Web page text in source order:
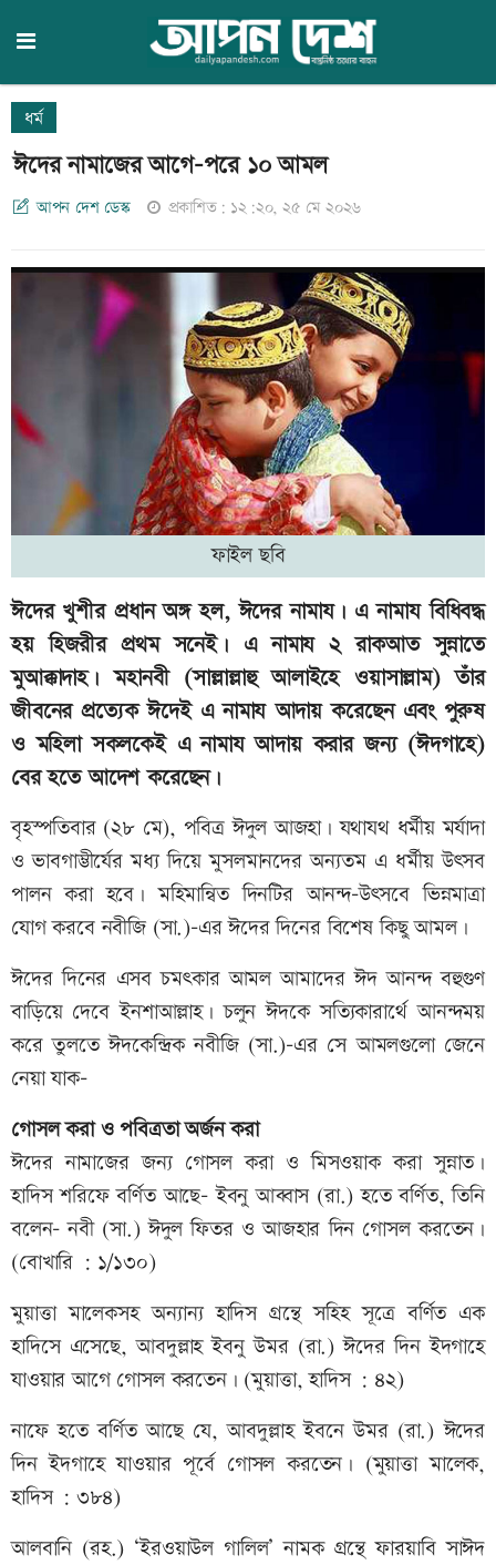
ধর্ম
ঈদের নামাজের আগে-পরে ১০ আমল
আপন দেশ ডেস্ক প্রকাশিত: ১২:২০, ২৫ মে ২০২৬
ফাইল ছবি
ঈদের খুশীর প্রধান অঙ্গ হল, ঈদের নামায। এ নামায বিধিবদ্ধ
হয় হিজরীর প্রথম সনেই। এ নামায ২ রাকআত সুন্নাতে
মুআক্কাদাহ। মহানবী (সাল্লাল্লাহু আলাইহে ওয়াসাল্লাম) তাঁর
জীবনের প্রত্যেক ঈদেই এ নামায আদায় করেছেন এবং পুরুষ
ও মহিলা সকলকেই এ নামায আদায় করার জন্য (ঈদগাহে)
বের হতে আদেশ করেছেন।
বৃহস্পতিবার (২৮ মে), পবিত্র ঈদুল আজহা। যথাযথ ধর্মীয় মর্যাদা
ও ভাবগাম্ভীর্যের মধ্য দিয়ে মুসলমানদের অন্যতম এ ধর্মীয় উৎসব
পালন করা হবে। মহিমান্বিত দিনটির আনন্দ-উৎসবে ভিন্নমাত্রা
যোগ করবে নবীজি (সা.)-এর ঈদের দিনের বিশেষ কিছু আমল।
ঈদের দিনের এসব চমৎকার আমল আমাদের ঈদ আনন্দ বহুগুণ
বাড়িয়ে দেবে ইনশাআল্লাহ। চলুন ঈদকে সত্যিকারার্থে আনন্দময়
করে তুলতে ঈদকেন্দ্রিক নবীজি (সা.)-এর সে আমলগুলো জেনে
নেয়া যাক-
গোসল করা ও পবিত্রতা অর্জন করা
ঈদের নামাজের জন্য গোসল করা ও মিসওয়াক করা সুন্নাত।
হাদিস শরিফে বর্ণিত আছে- ইবনু আব্বাস (রা.) হতে বর্ণিত, তিনি
বলেন- নবী (সা.) ঈদুল ফিতর ও আজহার দিন গোসল করতেন।
(বোখারি : ১/১৩০)
মুয়াত্তা মালেকসহ অন্যান্য হাদিস গ্রন্থে সহিহ সূত্রে বর্ণিত এক
হাদিসে এসেছে, আবদুল্লাহ ইবনু উমর (রা.) ঈদের দিন ইদগাহে
যাওয়ার আগে গোসল করতেন। (মুয়াত্তা, হাদিস : ৪২)
নাফে হতে বর্ণিত আছে যে, আবদুল্লাহ ইবনে উমর (রা.) ঈদের
দিন ইদগাহে যাওয়ার পূর্বে গোসল করতেন। (মুয়াত্তা মালেক,
হাদিস : ৩৮৪)
আলবানি (রহ.) ‘ইরওয়াউল গালিল’ নামক গ্রন্থে ফারয়াবি সাঈদ